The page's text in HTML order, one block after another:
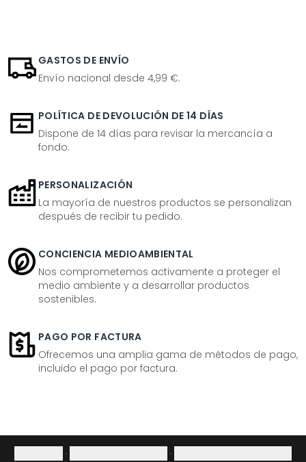
GASTOS DE ENVÍO
Envío nacional desde 4,99 €.
POLÍTICA DE DEVOLUCIÓN DE 14 DÍAS
Dispone de 14 días para revisar la mercancía a
fondo.
PERSONALIZACIÓN
La mayoría de nuestros productos se personalizan
después de recibir tu pedido.
CONCIENCIA MEDIOAMBIENTAL
Nos comprometemos activamente a proteger el
medio ambiente y a desarrollar productos
sostenibles.
PAGO POR FACTURA
Ofrecemos una amplia gama de métodos de pago,
incluido el pago por factura.
· ·